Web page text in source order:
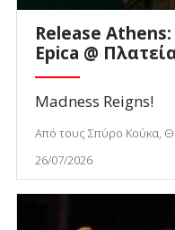
Release
Epica @
Madness Reigns!
Από τους Σπύρο Κούκα,
26/07/2026